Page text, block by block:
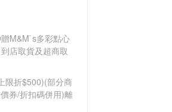
M&M`s多彩點心
店取貨及超商取
限折$500)(部分商
券/折扣碼併用)離